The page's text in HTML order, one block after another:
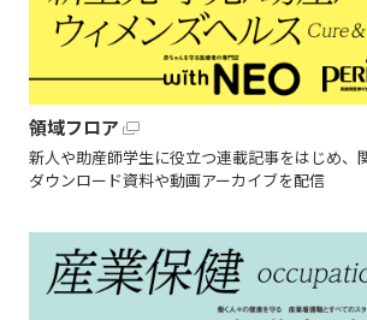
領域フロア
新人や助産師学生に役立つ連載記事をはじめ、
ダウンロード資料や動画アーカイブを配信